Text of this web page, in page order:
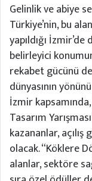
Gelinlik ve abiye
Türkiye’nin, bu
yapıldığı
belirleyici
rekabet gücünü
dünyasının
İzmir
Tasarım
kazananlar,
olacak. “Köklere
alanlar, sektöre